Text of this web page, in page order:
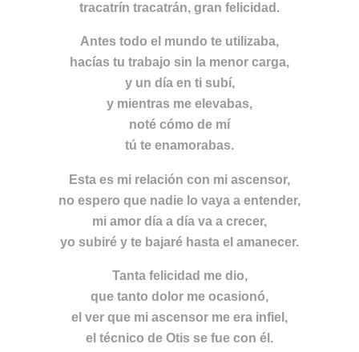
tracatrín tracatrán, gran felicidad.
Antes todo el mundo te utilizaba,
hacías tu trabajo sin la menor carga,
y un día en ti subí,
y mientras me elevabas,
noté cómo de mí
tú te enamorabas.
Esta es mi relación con mi ascensor,
no espero que nadie lo vaya a entender,
mi amor día a día va a crecer,
yo subiré y te bajaré hasta el amanecer.
Tanta felicidad me dio,
que tanto dolor me ocasionó,
el ver que mi ascensor me era infiel,
el técnico de Otis se fue con él.